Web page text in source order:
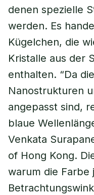
denen spezielle
werden. Es
Kügelchen, die
Kristalle aus der
enthalten. “Da
Nanostrukturen
angepasst sind,
blaue
Venkata
of Hong Kong.
warum die Farbe